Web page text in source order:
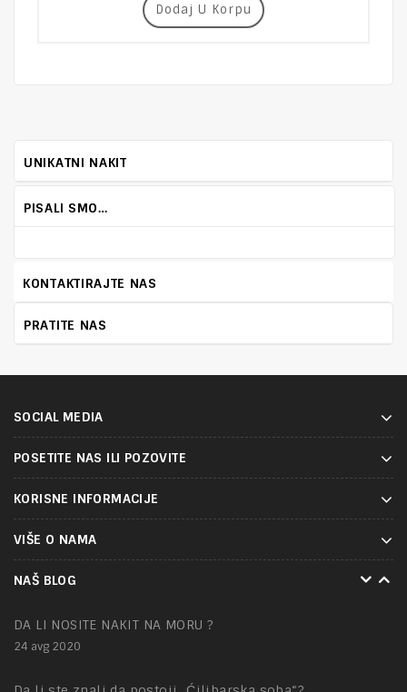
out
of
Dodaj U Korpu
UNIKATNI NAKIT
PISALI SMO…
KONTAKTIRAJTE NAS
PRATITE NAS
SOCIAL MEDIA
POSETITE NAS ILI POZOVITE
KORISNE INFORMACIJE
VIŠE O NAMA
NAŠ BLOG
NAKIT – tajna mesta
01 feb 2021
DA LI NOSITE NAKIT NA MORU ?
24 avg 2020